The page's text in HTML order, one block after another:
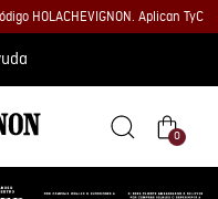
HOLACHEVIGNON. Aplican TyC
0